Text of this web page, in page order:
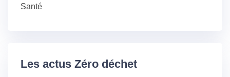
Santé
Les actus Zéro déchet